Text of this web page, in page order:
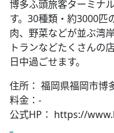
博多ふ頭旅客ターミナ
す。30種類・約3000匹
肉、野菜などが並ぶ湾
トランなどたくさんの
日中過ごせます。
住所： 福岡県福岡市博
料金：-
公式HP： https://